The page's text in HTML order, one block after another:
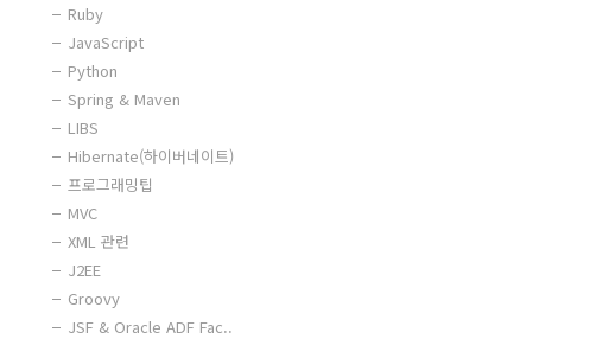
Ruby
JavaScript
Python
Spring & Maven
LIBS
Hibernate(하이버네이트)
프로그래밍팁
MVC
XML 관련
J2EE
Groovy
JSF & Oracle ADF Fac..